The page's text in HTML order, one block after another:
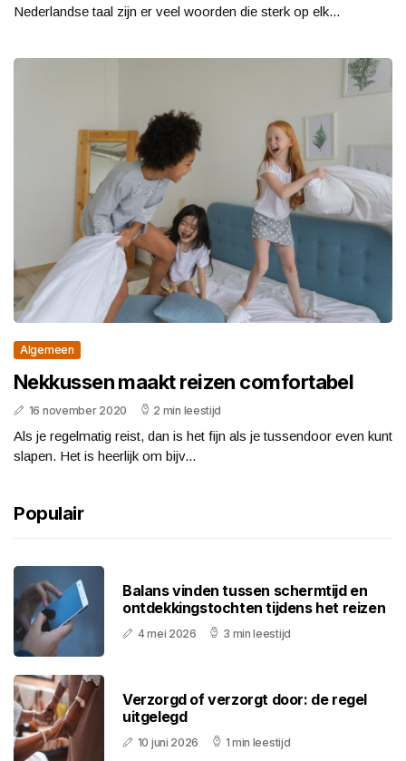
Nederlandse taal zijn er veel woorden die sterk op elk...
Algemeen
Nekkussen maakt reizen comfortabel
16 november 2020 2 min leestijd
Als je regelmatig reist, dan is het fijn als je tussendoor even kunt
slapen. Het is heerlijk om bijv...
Populair
Balans vinden tussen schermtijd en
ontdekkingstochten tijdens het reizen
4 mei 2026 3 min leestijd
Verzorgd of verzorgt door: de regel
uitgelegd
10 juni 2026 1 min leestijd